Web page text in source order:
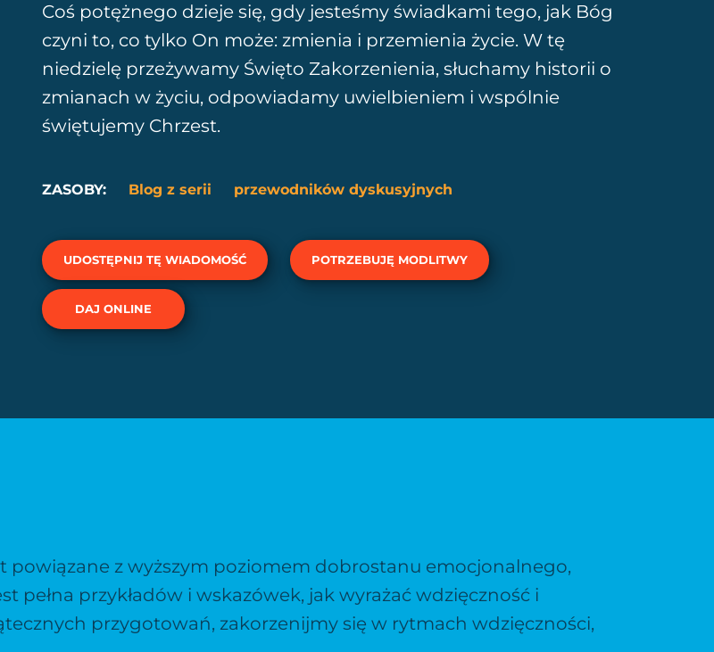
Coś potężnego dzieje się, gdy jesteśmy świadkami tego, jak Bóg
czyni to, co tylko On może: zmienia i przemienia życie. W tę
niedzielę przeżywamy Święto Zakorzenienia, słuchamy historii o
zmianach w życiu, odpowiadamy uwielbieniem i wspólnie
świętujemy Chrzest.
ZASOBY: Blog z serii przewodników dyskusyjnych
UDOSTĘPNIJ TĘ WIADOMOŚĆ POTRZEBUJĘ MODLITWY
DAJ ONLINE
powiązane z wyższym poziomem dobrostanu emocjonalnego,
pełna przykładów i wskazówek, jak wyrażać wdzięczność i
przygotowań, zakorzenijmy się w rytmach wdzięczności,